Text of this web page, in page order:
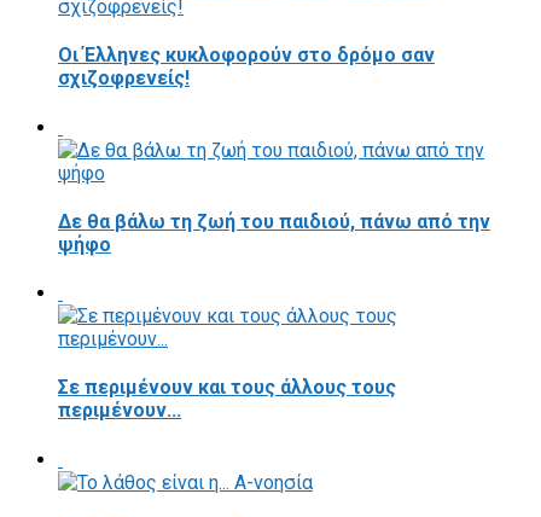
Οι Έλληνες κυκλοφορούν στο δρόμο σαν
σχιζοφρενείς!
Δε θα βάλω τη ζωή του παιδιού, πάνω από την
ψήφο
Σε περιμένουν και τους άλλους τους
περιμένουν...